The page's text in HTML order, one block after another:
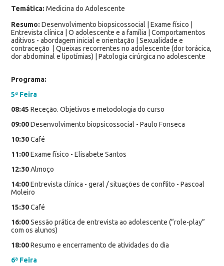
Temática: Medicina do Adolescente
Resumo: Desenvolvimento biopsicossocial | Exame físico |
Entrevista clínica | O adolescente e a família | Comportamentos
aditivos - abordagem inicial e orientação | Sexualidade e
contraceção | Queixas recorrentes no adolescente (dor torácica,
dor abdominal e lipotímias) | Patologia cirúrgica no adolescente
Programa:
5ª Feira
08:45 Receção. Objetivos e metodologia do curso
09:00Desenvolvimento biopsicossocial - Paulo Fonseca
10:30Café
11:00Exame físico - Elisabete Santos
12:30Almoço
14:00Entrevista clínica - geral / situações de conflito - Pascoal
Moleiro
15:30Café
16:00Sessão prática de entrevista ao adolescente (“role-play”
com os alunos)
18:00Resumo e encerramento de atividades do dia
6ª Feira